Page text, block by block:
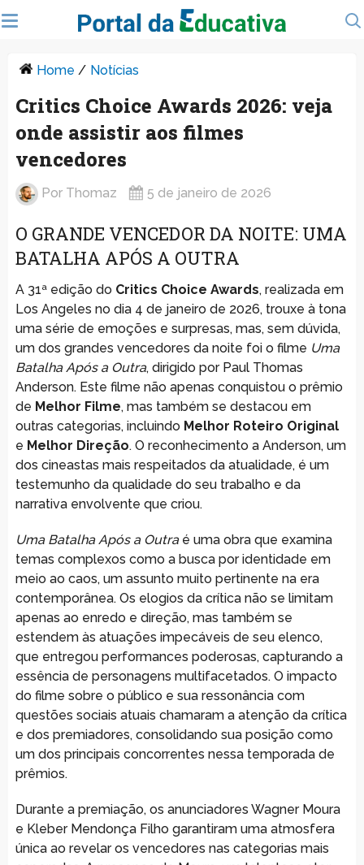
Home / Notícias
Critics Choice Awards 2026: veja
onde assistir aos filmes
vencedores
Por Thomaz 5 de janeiro de 2026
O GRANDE VENCEDOR DA NOITE: UMA
BATALHA APÓS A OUTRA
A 31ª edição do Critics Choice Awards, realizada em
Los Angeles no dia 4 de janeiro de 2026, trouxe à tona
uma série de emoções e surpresas, mas, sem dúvida,
um dos grandes vencedores da noite foi o filme Uma
Batalha Após a Outra, dirigido por Paul Thomas
Anderson. Este filme não apenas conquistou o prêmio
de Melhor Filme, mas também se destacou em
outras categorias, incluindo Melhor Roteiro Original
e Melhor Direção. O reconhecimento a Anderson, um
dos cineastas mais respeitados da atualidade, é um
testemunho da qualidade do seu trabalho e da
narrativa envolvente que criou.
Uma Batalha Após a Outraé uma obra que examina
temas complexos como a busca por identidade em
meio ao caos, um assunto muito pertinente na era
contemporânea. Os elogios da crítica não se limitam
apenas ao enredo e direção, mas também se
estendem às atuações impecáveis de seu elenco,
que entregou performances poderosas, capturando a
essência de personagens multifacetados. O impacto
do filme sobre o público e sua ressonância com
questões sociais atuais chamaram a atenção da crítica
e dos premiadores, consolidando sua posição como
um dos principais concorrentes nessa temporada de
prêmios.
Durante a premiação, os anunciadores Wagner Moura
e Kleber Mendonça Filho garantiram uma atmosfera
única ao revelar os vencedores nas categorias mais